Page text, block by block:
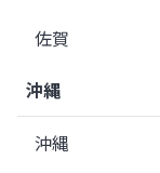
佐賀
沖縄
沖縄